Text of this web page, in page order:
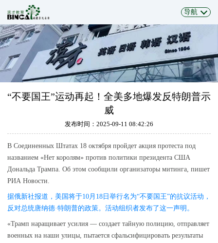
导航
“不要国王”运动再起！全美多地爆发反特朗普示
威
发布时间：2025-09-11 08:42:26
В Соединенных Штатах 18 октября пройдет акция протеста под
названием «Нет королям» против политики президента США
Дональда Трампа. Об этом сообщили организаторы митинга, пишет
РИА Новости.
据俄新社报道，美国将于10月18日举行名为“不要国王”的抗议活动，
反对总统唐纳德·特朗普的政策。活动组织者发布了这一声明。
«Трамп наращивает усилия — создает тайную полицию, отправляет
военных на наши улицы, пытается сфальсифицировать результаты